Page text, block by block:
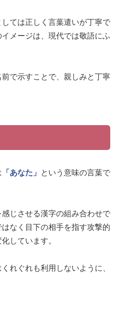
ては正しく言葉遣いが丁寧で
イメージは、現代では敬語にふ
で示すことで、親しみと丁寧
「あなた」
という意味の言葉で
感じさせる漢字の組み合わせで
なく目下の相手を指す攻撃的
しています。
れぐれも利用しないように、